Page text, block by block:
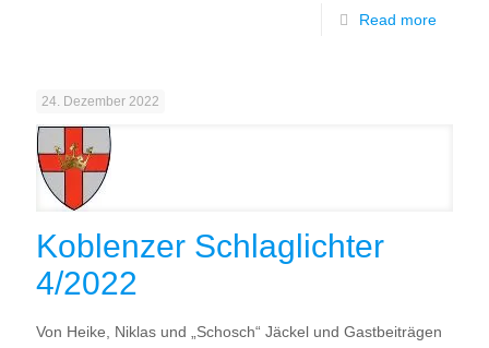
Read more
24. Dezember 2022
Koblenzer Schlaglichter
4/2022
Von Heike, Niklas und „Schosch“ Jäckel und Gastbeiträgen